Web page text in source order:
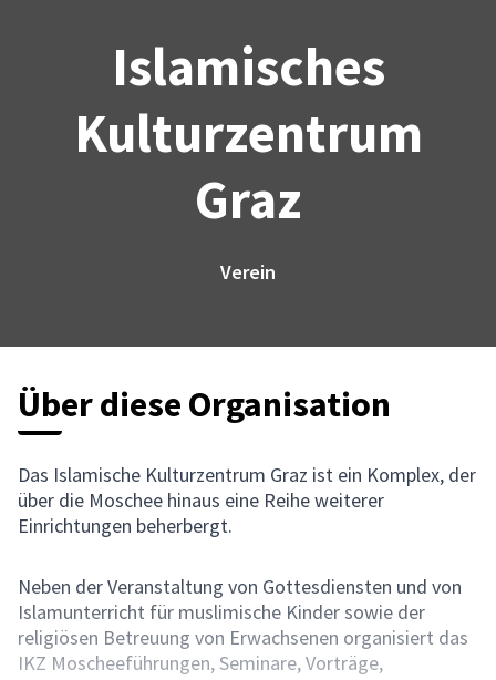
Islamisches
Kulturzentrum
Graz
Verein
Über diese Organisation
Das Islamische Kulturzentrum Graz ist ein Komplex, der
über die Moschee hinaus eine Reihe weiterer
Einrichtungen beherbergt.
Neben der Veranstaltung von Gottesdiensten und von
Islamunterricht für muslimische Kinder sowie der
religiösen Betreuung von Erwachsenen organisiert das
IKZ Moscheeführungen, Seminare, Vorträge,